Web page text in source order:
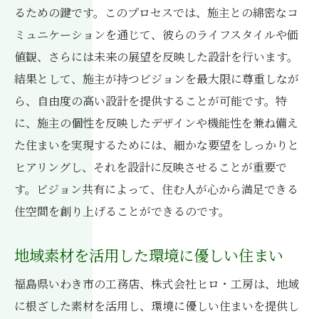
るための鍵です。このプロセスでは、施主との綿密なコ
ミュニケーションを通じて、彼らのライフスタイルや価
値観、さらには未来の展望を反映した設計を行います。
結果として、施主が持つビジョンを最大限に尊重しなが
ら、自由度の高い設計を提供することが可能です。特
に、施主の個性を反映したデザインや機能性を兼ね備え
た住まいを実現するためには、細かな要望をしっかりと
ヒアリングし、それを設計に反映させることが重要で
す。ビジョン共有によって、住む人が心から満足できる
住空間を創り上げることができるのです。
地域素材を活用した環境に優しい住まい
福島県いわき市の工務店、株式会社ヒロ・工房は、地域
に根ざした素材を活用し、環境に優しい住まいを提供し